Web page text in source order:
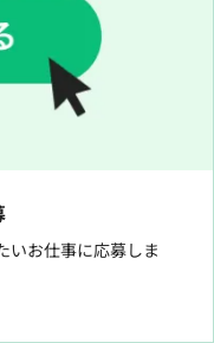
いお仕事に応募しま